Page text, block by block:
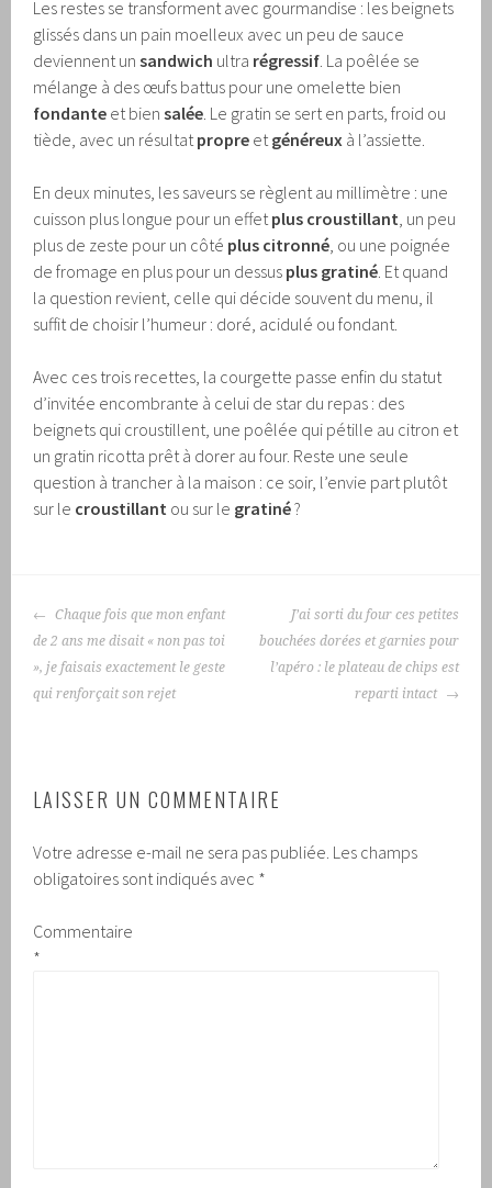
Les restes se transforment avec gourmandise : les beignets
glissés dans un pain moelleux avec un peu de sauce
deviennent unsandwich ultra régressif . La poêlée se
mélange à des œufs battus pour une omelette bien
fondante et biensalée . Le gratin se sert en parts, froid ou
tiède, avec un résultat propre et généreux à l’assiette.
En deux minutes, les saveurs se règlent au millimètre : une
cuisson plus longue pour un effet plus croustillant , un peu
plus de zeste pour un côté plus citronné , ou une poignée
de fromage en plus pour un dessus plus gratiné . Et quand
la question revient, celle qui décide souvent du menu, il
suffit de choisir l’humeur : doré, acidulé ou fondant.
Avec ces trois recettes, la courgette passe enfin du statut
d’invitée encombrante à celui de star du repas : des
beignets qui croustillent, une poêlée qui pétille au citron et
un gratin ricotta prêt à dorer au four. Reste une seule
question à trancher à la maison : ce soir, l’envie part plutôt
sur le croustillant ou sur le gratiné?
NAVIGATION
DES
ARTICLES
Chaque fois que mon enfant
de 2 ans me disait « non pas toi
», je faisais exactement le geste
qui renforçait son rejet
J’ai sorti du four ces petites
bouchées dorées et garnies pour
l’apéro : le plateau de chips est
reparti intact
LAISSER UN COMMENTAIRE
Votre adresse e-mail ne sera pas publiée. Les champs
obligatoires sont indiqués avec *
Commentaire
*